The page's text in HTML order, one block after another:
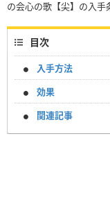
の会心の歌【尖】の入手
目次
入手方法
効果
関連記事